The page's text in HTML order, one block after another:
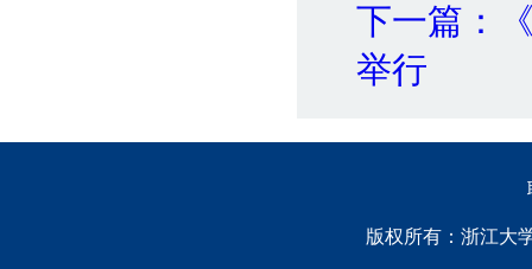
下一篇：
举行
版权所有：浙江大